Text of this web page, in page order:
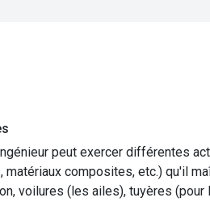
peut exercer différentes
composites, etc.) qu'il
voilures (les ailes), tuyères